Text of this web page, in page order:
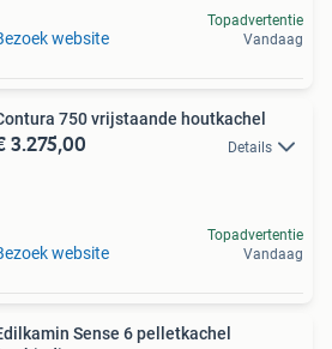
website
Topadvertentie
Vandaag
750 vrijstaande houtkachel
3.275,00 Details
website
Topadvertentie
Vandaag
Sense 6 pelletkachel